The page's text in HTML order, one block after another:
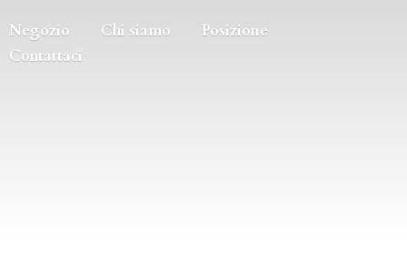
Negozio Chi siamo
Posizione
Contattaci